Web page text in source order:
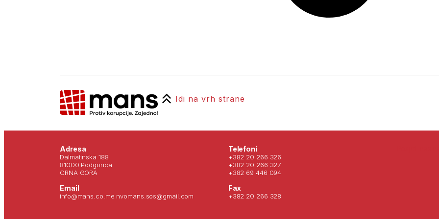
Idi na vrh strane
Adresa
Dalmatinska 188
81000 Podgorica
CRNA GORA
Email
info@mans.co.me nvomans.sos@gmail.com
Telefoni
+382 20 266 326
+382 20 266 327
+382 69 446 094
Fax
+382 20 266 328